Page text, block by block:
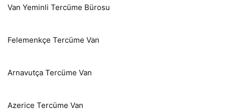
Van Yeminli Tercüme Bürosu
Felemenkçe Tercüme Van
Arnavutça Tercüme Van
Azerice Tercüme Van